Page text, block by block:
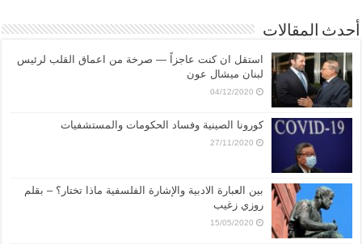
أحدث المقالات
استقل ان كنت عاجزاً — صرخة من اعماق القلب لرئيس
لبنان ميشال عون
04/12/2020
كورونا الصينية وفساد الحكومات والمستشفيات
27/11/2020
بين العبارة الادبية والإشارة الفلسفية ماذا تختار؟ – بقلم
روزي زغيب
15/05/2020